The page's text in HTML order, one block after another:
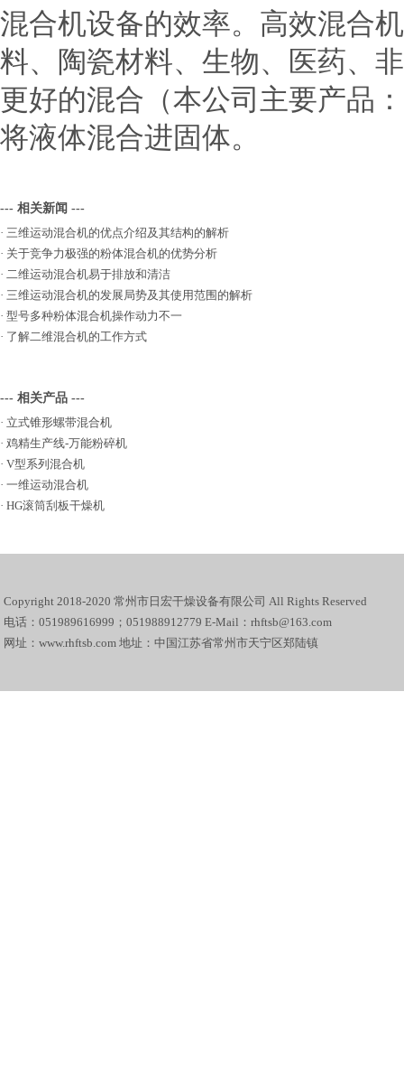
混合机设备的效率。高效混合
料、陶瓷材料、生物、医药、
更好的混合（本公司主要产品
将液体混合进固体。
--- 相关新闻 ---
· 三维运动混合机的优点介绍及其结构的解析
· 关于竞争力极强的粉体混合机的优势分析
· 二维运动混合机易于排放和清洁
· 三维运动混合机的发展局势及其使用范围的解析
· 型号多种粉体混合机操作动力不一
· 了解二维混合机的工作方式
--- 相关产品 ---
· 立式锥形螺带混合机
· 鸡精生产线-万能粉碎机
· V型系列混合机
· 一维运动混合机
· HG滚筒刮板干燥机
Copyright 2018-2020 常州市日宏干燥设备有限公司 All Rights Reserved
电话：051989616999；051988912779 E-Mail：rhftsb@163.com
网址：www.rhftsb.com 地址：中国江苏省常州市天宁区郑陆镇